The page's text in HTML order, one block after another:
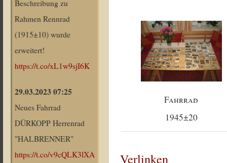
Beschreibung zu
Rahmen Rennrad
(1915±10) wurde
erweitert!
https://t.co/xL1w9sjI6K
29.03.2023 07:25
Neues Fahrrad
DÜRKOPP Herrenrad
"HALBRENNER"
https://t.co/v9cQLK3lXA
Fahrrad
1945±20
Verlinken